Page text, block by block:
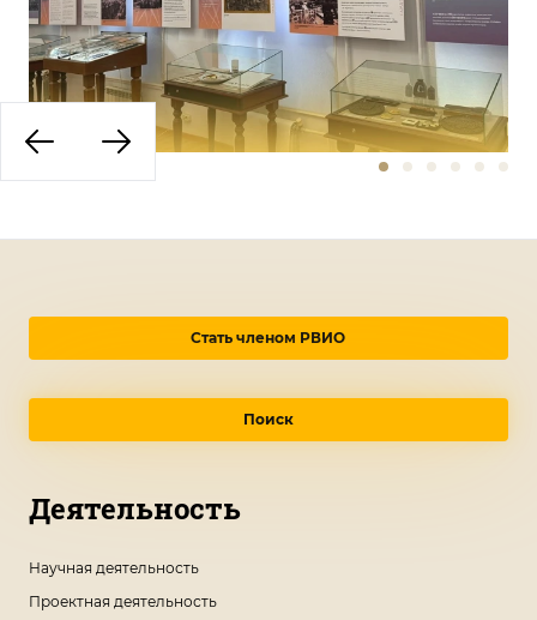
Стать членом РВИО
Поиск
Деятельность
Научная деятельность
Проектная деятельность